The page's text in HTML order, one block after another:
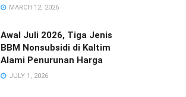
MARCH 12, 2026
Awal Juli 2026, Tiga Jenis
BBM Nonsubsidi di Kaltim
Alami Penurunan Harga
JULY 1, 2026